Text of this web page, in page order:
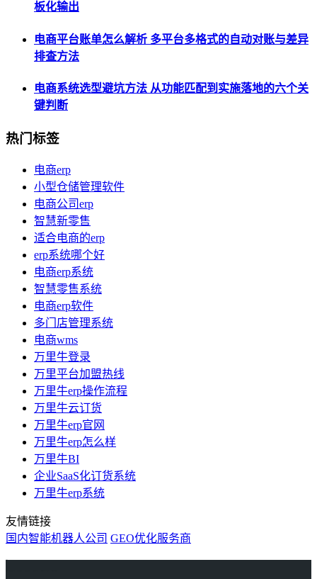
板化输出
电商平台账单怎么解析 多平台多格式的自动对账与差异
排查方法
电商系统选型避坑方法 从功能匹配到实施落地的六个关
键判断
热门标签
电商erp
小型仓储管理软件
电商公司erp
智慧新零售
适合电商的erp
erp系统哪个好
电商erp系统
智慧零售系统
电商erp软件
多门店管理系统
电商wms
万里牛登录
万里平台加盟热线
万里牛erp操作流程
万里牛云订货
万里牛erp官网
万里牛erp怎么样
万里牛BI
企业SaaS化订货系统
万里牛erp系统
友情链接
国内智能机器人公司 GEO优化服务商